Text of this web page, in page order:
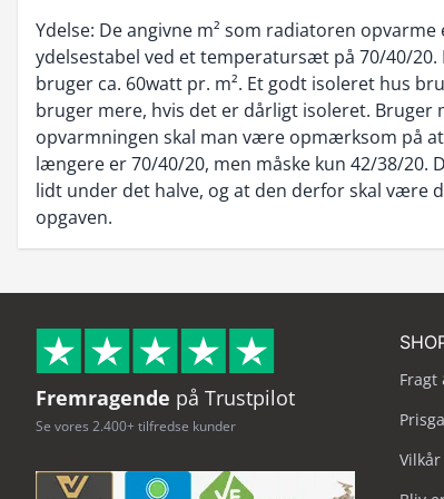
Ydelse: De angivne m² som radiatoren
ydelsestabel ved et temperatursæt på 70/40/
bruger ca. 60watt pr. m². Et godt isoleret hus
bruger mere, hvis det er dårligt isoleret. Bruger
opvarmningen skal man være opmærksom på
længere er 70/40/20, men måske kun 42/38/20.
lidt under det halve, og at den derfor skal være
opgaven.
Fremragende på Trustpilot
Se vores 2.400+ tilfredse kunder
Fragt